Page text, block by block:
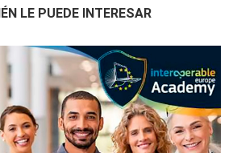
LE PUEDE INTERESAR